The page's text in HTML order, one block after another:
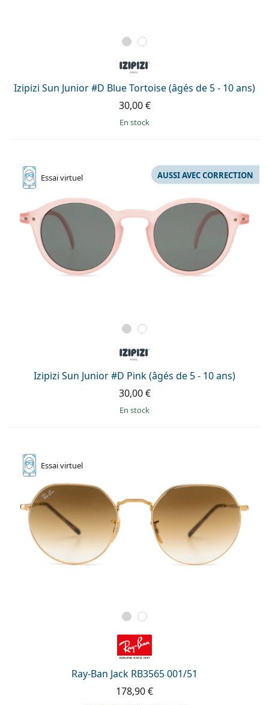
Izipizi Sun Junior #D Blue Tortoise (âgés de 5 - 10 ans)
30,00 €
en stock
Essaivirtuel
Izipizi Sun Junior #D Pink (âgés de 5 - 10 ans)
AUSSI AVEC CORRECTION
30,00 €
en stock
Essaivirtuel
Ray-Ban Jack RB3565 001/51
178,90 €